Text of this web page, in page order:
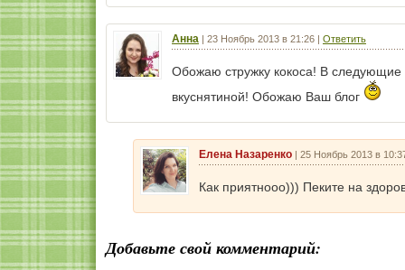
Анна | 23 Ноябрь 2013 в 21:26 | Ответить
Обожаю стружку кокоса! В
вкуснятиной! Обожаю Ваш блог
Елена Назаренко | 25 Ноябрь 2013 в
Как приятнооо))) Пеките на
Добавьте свой комментарий: